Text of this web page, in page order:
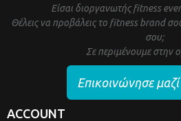
Είσαι διοργανωτής fitness
Θέλεις να προβάλεις το fitness brand
σου;
Σε περιμένουμε στην
Επικοινώνησε
ACCOUNT